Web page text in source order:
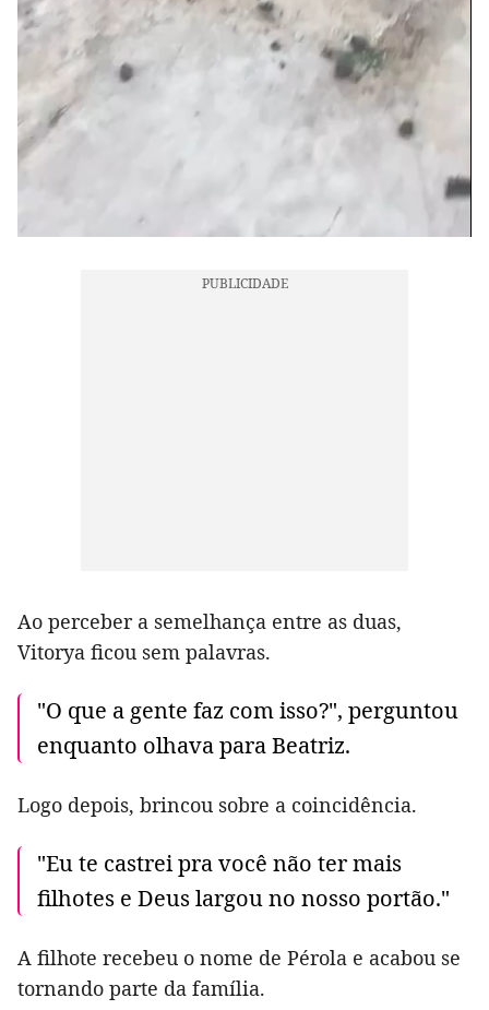
Ao perceber a semelhança entre as duas,
Vitorya ficou sem palavras.
"O que a gente faz com isso?", perguntou
enquanto olhava para Beatriz.
Logo depois, brincou sobre a coincidência.
"Eu te castrei pra você não ter mais
filhotes e Deus largou no nosso portão."
A filhote recebeu o nome de Pérola e acabou se
tornando parte da família.